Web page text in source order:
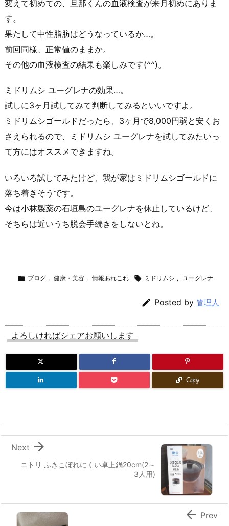
変えて初めての、旦那くんの血液検査が来月初めにありま
す。
果たして中性脂肪はどうなっているか…。
前回同様、正常値のままか。
その他の血液検査の結果も楽しみです(^^)。
ミドリムシ ユーグレナの効果…。
試しに3ヶ月試してみて判断してみるといいですよ。
ミドリムシゴールドだったら、3ヶ月で8,000円弱と安くお
さえられるので、ミドリムシ ユーグレナを試してみたいっ
て方にはオススメできますね。
いろいろ試してみたけど、我が家はミドリムシゴールドに
落ち着きそうです。
今は小林製薬の石垣島のユーグレナを休止しているけど、
そちらは近いうち脱会手続きをしないとね。
 ブログ , 健康・美容 , 情報あれこれ  ミドリムシ , ユーグレナ
 Posted by 管理人
よろしければシェアお願いします
Copy
ニトリ ふきこぼれにくい卓上鍋20cm(2～
3人用)

Next
 Prev